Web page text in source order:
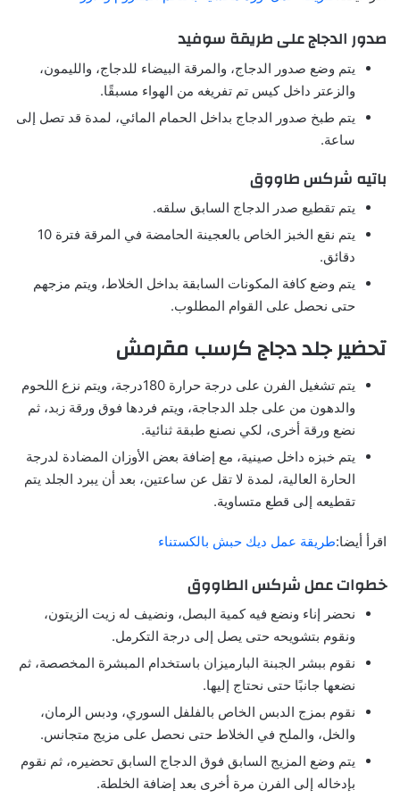
صدور الدجاج على طريقة سوفيد
يتم وضع صدور الدجاج، والمرقة البيضاء للدجاج، والليمون،
والزعتر داخل كيس تم تفريغه من الهواء مسبقًا.
يتم طبخ صدور الدجاج بداخل الحمام المائي، لمدة قد تصل إلى
ساعة.
باتيه شركس طاووق
يتم تقطيع صدر الدجاج السابق سلقه.
يتم نقع الخبز الخاص بالعجينة الحامضة في المرقة فترة 10
دقائق.
يتم وضع كافة المكونات السابقة بداخل الخلاط، ويتم مزجهم
حتى نحصل على القوام المطلوب.
تحضير جلد دجاج كرسب مقرمش
يتم تشغيل الفرن على درجة حرارة 180درجة، ويتم نزع اللحوم
والدهون من على جلد الدجاجة، ويتم فردها فوق ورقة زبد، ثم
نضع ورقة أخرى، لكي نصنع طبقة ثنائية.
يتم خبزه داخل صينية، مع إضافة بعض الأوزان المضادة لدرجة
الحارة العالية، لمدة لا تقل عن ساعتين، بعد أن يبرد الجلد يتم
تقطيعه إلى قطع متساوية.
اقرأ أيضا:طريقة عمل ديك حبش بالكستناء
خطوات عمل شركس الطاووق
نحضر إناء ونضع فيه كمية البصل، ونضيف له زيت الزيتون،
ونقوم بتشويحه حتى يصل إلى درجة التكرمل.
نقوم ببشر الجبنة البارميزان باستخدام المبشرة المخصصة، ثم
نضعها جانبًا حتى نحتاج إليها.
نقوم بمزج الدبس الخاص بالفلفل السوري، ودبس الرمان،
والخل، والملح في الخلاط حتى نحصل على مزيج متجانس.
يتم وضع المزيج السابق فوق الدجاج السابق تحضيره، ثم نقوم
بإدخاله إلى الفرن مرة أخرى بعد إضافة الخلطة.